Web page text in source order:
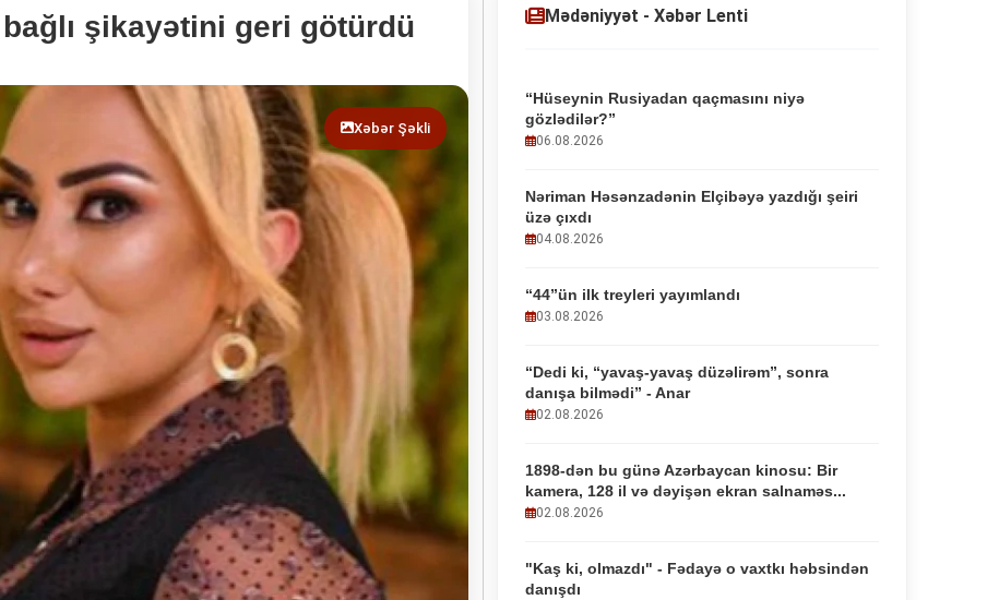
bağlı şikayətini geri götürdü
Xəbər Şəkli
Mədəniyyət - Xəbər Lenti
“Hüseynin Rusiyadan qaçmasını niyə
gözlədilər?”
06.08.2026
Nəriman Həsənzadənin Elçibəyə yazdığı şeiri
üzə çıxdı
04.08.2026
“44”ün ilk treyleri yayımlandı
03.08.2026
“Dedi ki, “yavaş-yavaş düzəlirəm”, sonra
danışa bilmədi” - Anar
02.08.2026
1898-dən bu günə Azərbaycan kinosu: Bir
kamera, 128 il və dəyişən ekran salnaməs...
02.08.2026
"Kaş ki, olmazdı" - Fədayə o vaxtkı həbsindən
danışdı